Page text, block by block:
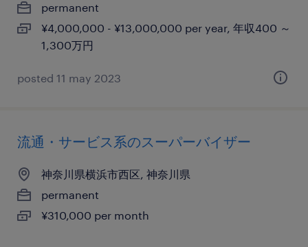
permanent
¥4,000,000 - ¥13,000,000 per year, 年収400 ～
1,300万円
posted 11 may 2023
流通・サービス系のスーパーバイザー
神奈川県横浜市西区, 神奈川県
permanent
¥310,000 per month